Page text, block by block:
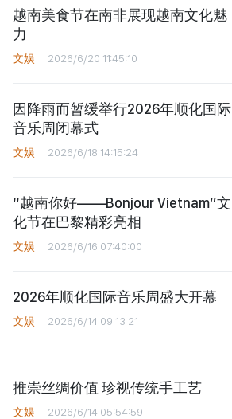
越南美食节在南非展现越南文化魅
力
文娱 2026/6/20 11:45:10
因降雨而暂缓举行2026年顺化国际
音乐周闭幕式
文娱 2026/6/18 14:15:24
“越南你好——Bonjour Vietnam”文
化节在巴黎精彩亮相
文娱 2026/6/16 07:40:00
2026年顺化国际音乐周盛大开幕
文娱 2026/6/14 09:13:21
推崇丝绸价值 珍视传统手工艺
文娱 2026/6/14 05:54:59